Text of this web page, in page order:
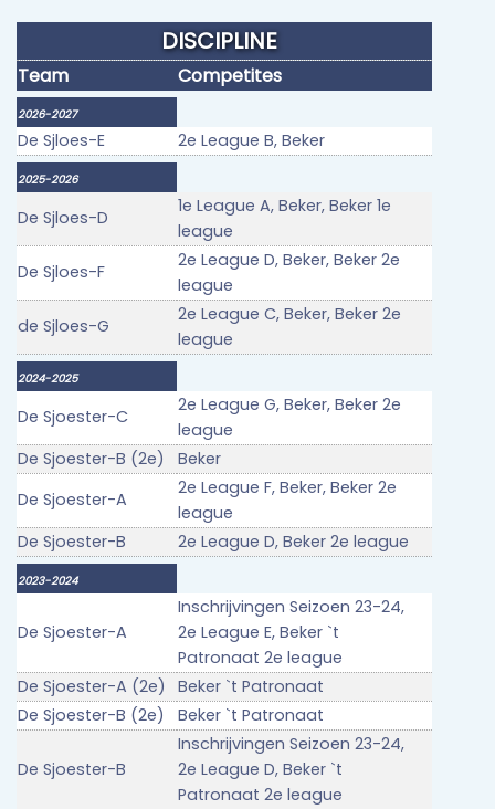
DISCIPLINE
Team Competites
2026-2027
De Sjloes-E 2e League B, Beker
2025-2026
De Sjloes-D
1e League A, Beker, Beker 1e
league
De Sjloes-F
2e League D, Beker, Beker 2e
league
de Sjloes-G
2e League C, Beker, Beker 2e
league
2024-2025
De Sjoester-C
2e League G, Beker, Beker 2e
league
De Sjoester-B (2e)
Beker
De Sjoester-A
2e League F, Beker, Beker 2e
league
De Sjoester-B
2e League D, Beker 2e league
2023-2024
De Sjoester-A
Inschrijvingen Seizoen 23-24,
2e League E, Beker `t
Patronaat 2e league
De Sjoester-A (2e)
Beker `t Patronaat
De Sjoester-B (2e)
Beker `t Patronaat
De Sjoester-B
Inschrijvingen Seizoen 23-24,
2e League D, Beker `t
Patronaat 2e league